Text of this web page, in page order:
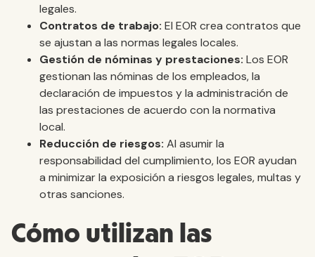
legales.
Contratos de trabajo: El EOR crea contratos que
se ajustan a las normas legales locales.
Gestión de nóminas y prestaciones: Los EOR
gestionan las nóminas de los empleados, la
declaración de impuestos y la administración de
las prestaciones de acuerdo con la normativa
local.
Reducción de riesgos: Al asumir la
responsabilidad del cumplimiento, los EOR ayudan
a minimizar la exposición a riesgos legales, multas y
otras sanciones.
Cómo utilizan las